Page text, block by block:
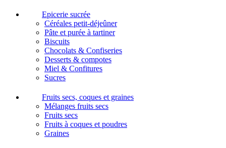
Epicerie sucrée
Céréales petit-déjeûner
Pâte et purée à tartiner
Biscuits
Chocolats & Confiseries
Desserts & compotes
Miel & Confitures
Sucres
Fruits secs, coques et graines
Mélanges fruits secs
Fruits secs
Fruits à coques et poudres
Graines